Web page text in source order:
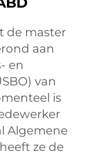
de master
aan
en
van
is
Algemene
ze de